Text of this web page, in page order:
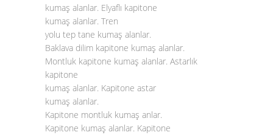
kumaş alanlar. Elyaflı kapitone
kumaş alanlar. Tren
yolu tep tane kumaş alanlar.
Baklava dilim kapitone kumaş alanlar.
Montluk kapitone kumaş alanlar. Astarlık
kapitone
kumaş alanlar. Kapitone astar
kumaş alanlar.
Kapitone montluk kumaş anlar.
Kapitone kumaş alanlar. Kapitone